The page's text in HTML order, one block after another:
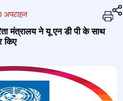
अपराह्न
मंत्रालय ने यू एन डी पी के साथ
किए